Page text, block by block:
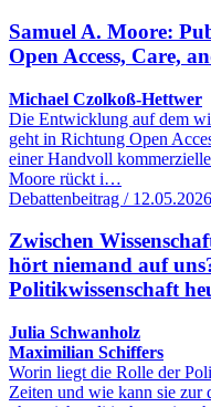
Samuel A. Moore:
Open Access, Care,
Michael Czolkoß-Hettwer
Die Entwicklung auf dem
geht in Richtung Open
einer Handvoll
Moore rückt i…
Debattenbeitrag / 12.05.2026
Zwischen
hört niemand auf
Politikwissenschaft
Julia Schwanholz
Maximilian Schiffers
Worin liegt die Rolle der
Zeiten und wie kann sie zur